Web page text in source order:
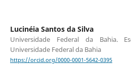
Lucinéia Santos da Silva
Universidade Federal da Bahia.
Universidade Federal da Bahia
https://orcid.org/0000-0001-5642-0395